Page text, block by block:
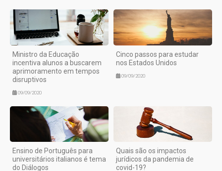
Ministro da Educação
incentiva alunos a buscarem
aprimoramento em tempos
disruptivos
09/09/2020
Cinco passos para estudar
nos Estados Unidos
09/09/2020
Ensino de Português para
universitários italianos é tema
do Diálogos
Quais são os impactos
jurídicos da pandemia de
covid-19?